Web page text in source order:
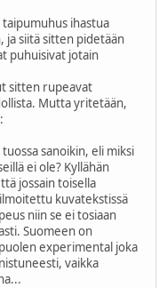
ihastua
ja siitä sitten pidetään
puhuisivat jotain
sitten rupeavat
Mutta yritetään,
sanoikin, eli miksi
ei ole? Kyllähän
jossain toisella
kuvatekstissä
niin se ei tosiaan
Suomeen on
experimental joka
vaikka